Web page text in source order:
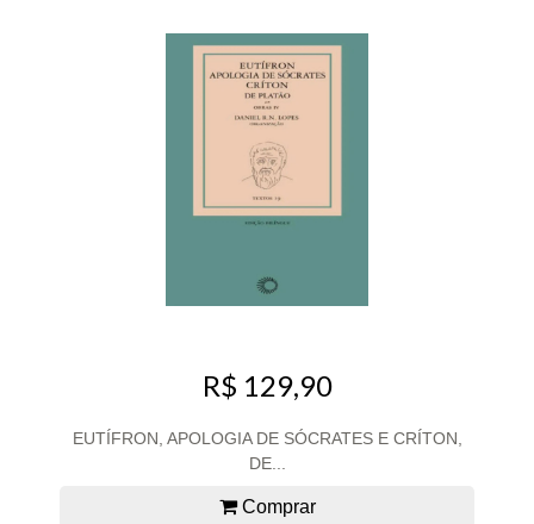
R$ 129,90
EUTÍFRON, APOLOGIA DE SÓCRATES E CRÍTON,
DE...
Comprar